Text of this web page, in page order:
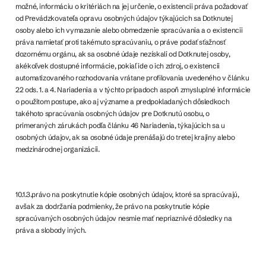
možné, informáciu o kritériách na jej určenie, o existencii práva požadovať
od Prevádzkovateľa opravu osobných údajov týkajúcich sa Dotknutej
osoby alebo ich vymazanie alebo obmedzenie spracúvania a o existencii
práva namietať proti takémuto spracúvaniu, o práve podať sťažnosť
dozornému orgánu, ak sa osobné údaje nezískali od Dotknutej osoby,
akékoľvek dostupné informácie, pokiaľ ide o ich zdroj, o existencii
automatizovaného rozhodovania vrátane profilovania uvedeného v článku
22 ods. 1. a 4. Nariadenia a v týchto prípadoch aspoň zmysluplné informácie
o použitom postupe, ako aj význame a predpokladaných dôsledkoch
takéhoto spracúvania osobných údajov pre Dotknutú osobu, o
primeraných zárukách podľa článku 46 Nariadenia, týkajúcich sa u
osobných údajov, ak sa osobné údaje prenášajú do tretej krajiny alebo
medzinárodnej organizácii.
10.1.3.právo na poskytnutie kópie osobných údajov, ktoré sa spracúvajú,
avšak za dodržania podmienky, že právo na poskytnutie kópie
spracúvaných osobných údajov nesmie mať nepriaznivé dôsledky na
práva a slobody iných.